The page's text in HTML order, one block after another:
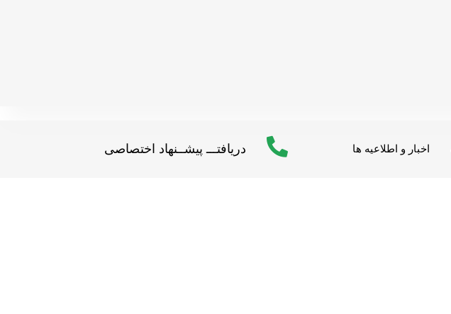
اخبار و اطلاعیه ها دریافتـــ پیشــنهاد اختصاصی